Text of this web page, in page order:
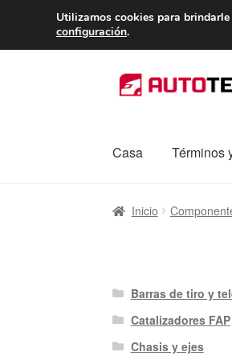
Ir
a
Ir
al
Casa Términos
InicioCaja
Inicio
Barras de tiro y
Catalizadores FAP
Chasis y ejes
Utilizamos cookies para
configuración.